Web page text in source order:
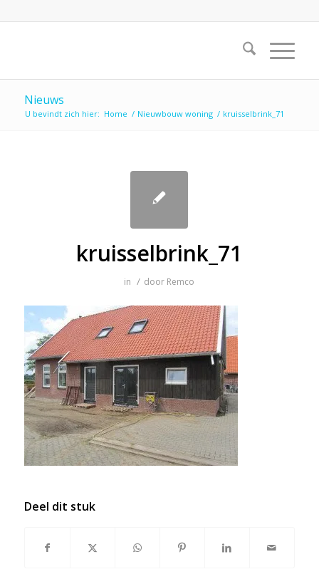
Nieuws
U bevindt zich hier: Home / Nieuwbouw woning / kruisselbrink_71
kruisselbrink_71
in / door Remco
Deel dit stuk